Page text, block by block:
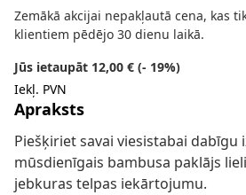
Zemākā akcijai nepakļautā cena, kas
klientiem pēdējo 30 dienu laikā.
Jūs ietaupāt 12,00 € (- 19%)
Iekļ. PVN
Apraksts
Piešķiriet savai viesistabai dabīgu
mūsdienīgais bambusa paklājs
jebkuras telpas iekārtojumu.